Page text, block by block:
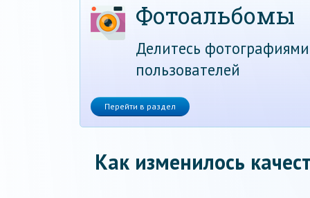
Фотоальбомы
Делитесь
пользователей
Перейти в раздел
Как изменилось